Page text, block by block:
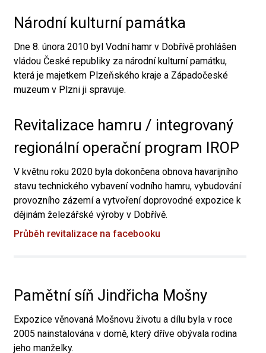
Národní kulturní památka
Dne 8. února 2010 byl Vodní hamr v Dobřívě prohlášen
vládou České republiky za národní kulturní památku,
která je majetkem Plzeňského kraje a Západočeské
muzeum v Plzni ji spravuje.
Revitalizace hamru / integrovaný
regionální operační program IROP
V květnu roku 2020 byla dokončena obnova havarijního
stavu technického vybavení vodního hamru, vybudování
provozního zázemí a vytvoření doprovodné expozice k
dějinám železářské výroby v Dobřívě.
Průběh revitalizace na facebooku
Pamětní síň Jindřicha Mošny
Expozice věnovaná Mošnovu životu a dílu byla v roce
2005 nainstalována v domě, který dříve obývala rodina
jeho manželky.